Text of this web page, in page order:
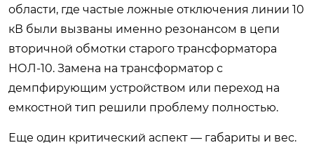
области, где частые ложные отключения линии 10
кВ были вызваны именно резонансом в цепи
вторичной обмотки старого трансформатора
НОЛ-10. Замена на трансформатор с
демпфирующим устройством или переход на
емкостной тип решили проблему полностью.
Еще один критический аспект — габариты и вес.